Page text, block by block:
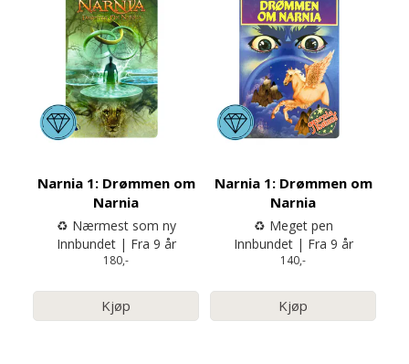
Narnia 1: Drømmen om
Narnia
♻️ Nærmest som ny
Innbundet | Fra 9 år
180,-
Kjøp
Narnia 1: Drømmen om
Narnia
♻️ Meget pen
Innbundet | Fra 9 år
140,-
Kjøp